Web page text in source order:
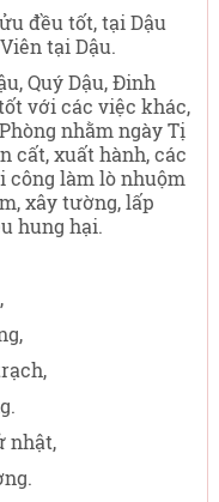
đều tốt, tại Dậu
tại Dậu.
Quý Dậu, Đinh
với các việc khác,
nhằm ngày Tị
cất, xuất hành, các
công làm lò nhuộm
xây tường, lấp
hung hại.
nhật,